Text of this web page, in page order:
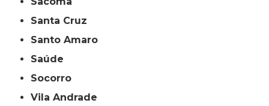
Santa Cruz
Santo Amaro
Saúde
Socorro
Vila Andrade